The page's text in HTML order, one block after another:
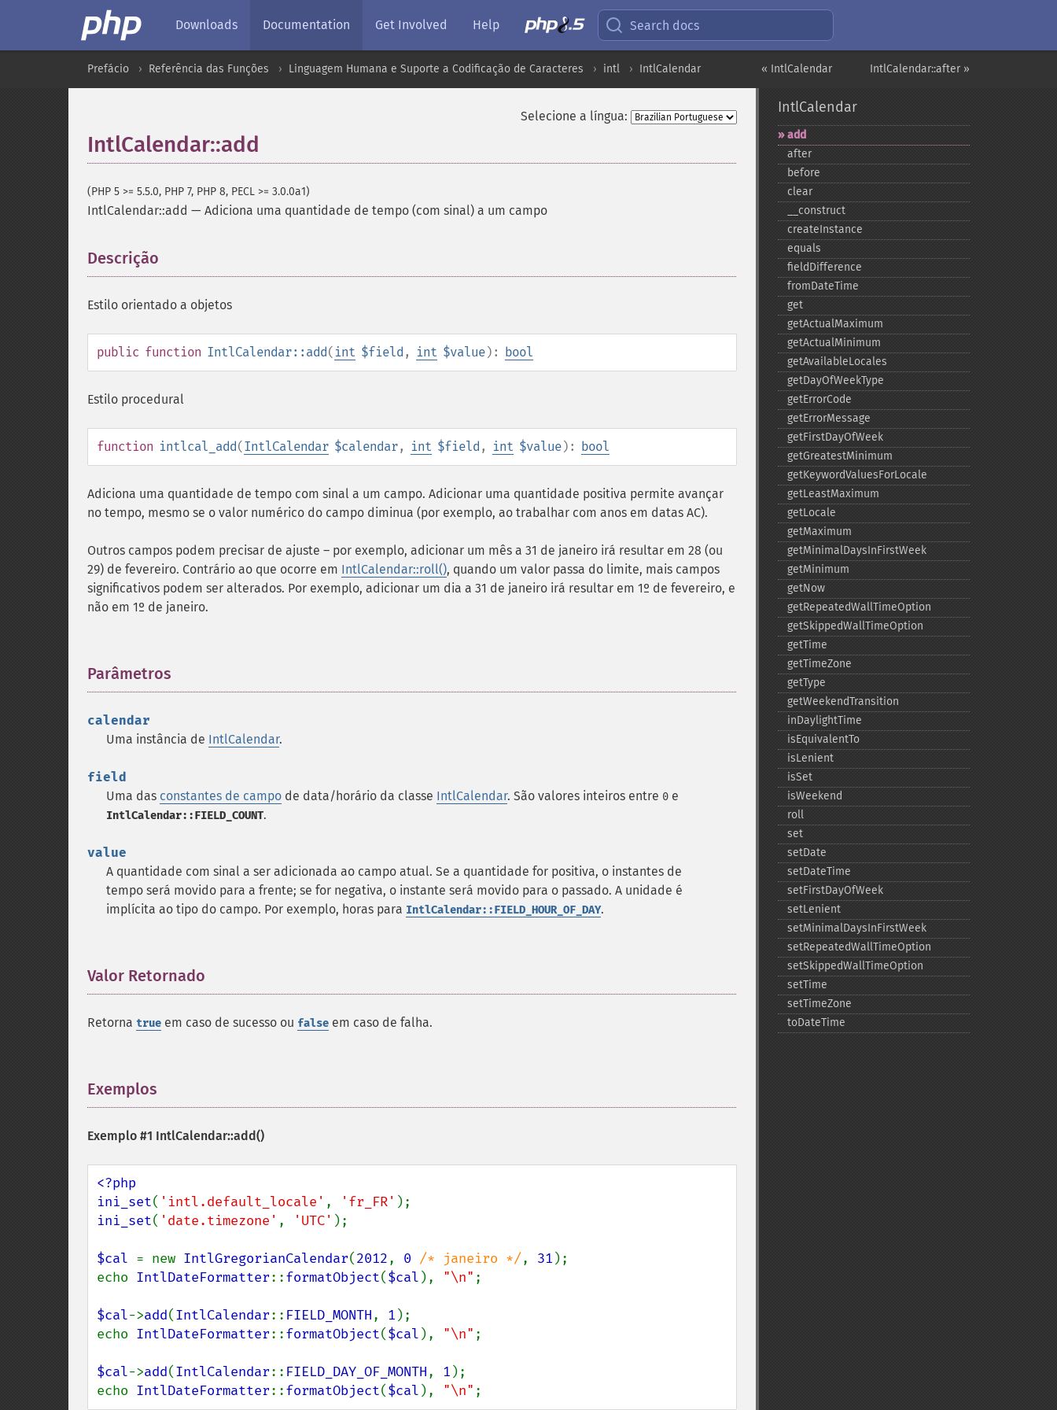
Downloads Documentation Get Involved Help Search docs
IntlCalendar::after »
« IntlCalendar
Prefácio Referência das Funções Linguagem Humana e Suporte a Codificação de Caracteres intl IntlCalendar
Selecione a língua:
IntlCalendar::add
(PHP 5 >= 5.5.0, PHP 7, PHP 8, PECL >= 3.0.0a1)
IntlCalendar::add — Adiciona uma quantidade de tempo (com sinal) a um campo
Descrição
Estilo orientado a objetos
public function IntlCalendar::add( int $field , int $value): bool
Estilo procedural
function intlcal_add(IntlCalendar $calendar, int $field , int $value): bool
Adiciona uma quantidade de tempo com sinal a um campo. Adicionar uma quantidade positiva permite avançar
no tempo, mesmo se o valor numérico do campo diminua (por exemplo, ao trabalhar com anos em datas AC).
Outros campos podem precisar de ajuste – por exemplo, adicionar um mês a 31 de janeiro irá resultar em 28 (ou
29) de fevereiro. Contrário ao que ocorre em IntlCalendar::roll(), quando um valor passa do limite, mais campos
significativos podem ser alterados. Por exemplo, adicionar um dia a 31 de janeiro irá resultar em 1º de fevereiro, e
não em 1º de janeiro.
Parâmetros
calendar
Uma instância de IntlCalendar.
field
Uma das constantes de campo de data/horário da classe IntlCalendar. São valores inteiros entre 0 e
IntlCalendar::FIELD_COUNT.
value
A quantidade com sinal a ser adicionada ao campo atual. Se a quantidade for positiva, o instantes de
tempo será movido para a frente; se for negativa, o instante será movido para o passado. A unidade é
implícita ao tipo do campo. Por exemplo, horas para IntlCalendar::FIELD_HOUR_OF_DAY.
Valor Retornado
Retorna true em caso de sucesso ou false em caso de falha.
Exemplos
Exemplo #1 IntlCalendar::add()
<?php
ini_set( 'intl.default_locale' , 'fr_FR'
ini_set( 'date.timezone' , 'UTC' );
$cal = new IntlGregorianCalendar(2012, 0 /* janeiro */, 31 );
echo IntlDateFormatter::formatObject($cal ), "\n" ;
$cal->add(IntlCalendar:: FIELD_MONTH, 1 );
echo IntlDateFormatter::formatObject($cal ), "\n" ;
$cal->add(IntlCalendar:: FIELD_DAY_OF_MONTH, 1 );
echo IntlDateFormatter::formatObject($cal ), "\n" ;
IntlCalendar
add
after
before
clear
_​_​construct
createInstance
equals
fieldDifference
fromDateTime
get
getActualMaximum
getActualMinimum
getAvailableLocales
getDayOfWeekType
getErrorCode
getErrorMessage
getFirstDayOfWeek
getGreatestMinimum
getKeywordValuesForLocale
getLeastMaximum
getLocale
getMaximum
getMinimalDaysInFirstWeek
getMinimum
getNow
getRepeatedWallTimeOption
getSkippedWallTimeOption
getTime
getTimeZone
getType
getWeekendTransition
inDaylightTime
isEquivalentTo
isLenient
isSet
isWeekend
roll
set
setDate
setDateTime
setFirstDayOfWeek
setLenient
setMinimalDaysInFirstWeek
setRepeatedWallTimeOption
setSkippedWallTimeOption
setTime
setTimeZone
toDateTime